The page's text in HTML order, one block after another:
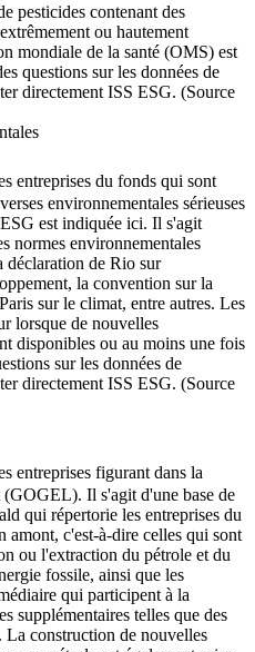
pesticides contenant des
ou hautement
mondiale de la santé (OMS) est
questions sur les données de
directement ISS ESG. (Source
entreprises du fonds qui sont
environnementales sérieuses
est indiquée ici. Il s'agit
normes environnementales
déclaration de Rio sur
la convention sur la
sur le climat, entre autres. Les
lorsque de nouvelles
disponibles ou au moins une fois
sur les données de
directement ISS ESG. (Source
entreprises figurant dans la
Il s'agit d'une base de
qui répertorie les entreprises du
amont, c'est-à-dire celles qui sont
ou l'extraction du pétrole et du
fossile, ainsi que les
qui participent à la
supplémentaires telles que des
La construction de nouvelles